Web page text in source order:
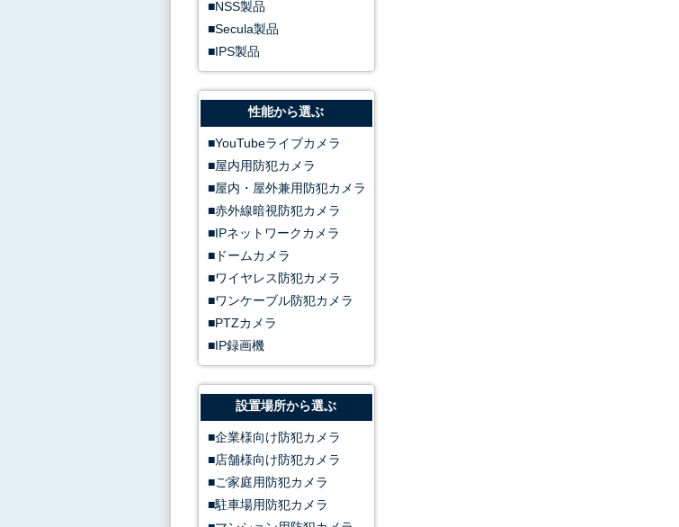
NSS製品
Secula製品
IPS製品
性能から選ぶ
YouTubeライブカメラ
屋内用防犯カメラ
屋内・屋外兼用防犯カメラ
赤外線暗視防犯カメラ
IPネットワークカメラ
ドームカメラ
ワイヤレス防犯カメラ
ワンケーブル防犯カメラ
PTZカメラ
IP録画機
設置場所から選ぶ
企業様向け防犯カメラ
店舗様向け防犯カメラ
ご家庭用防犯カメラ
駐車場用防犯カメラ